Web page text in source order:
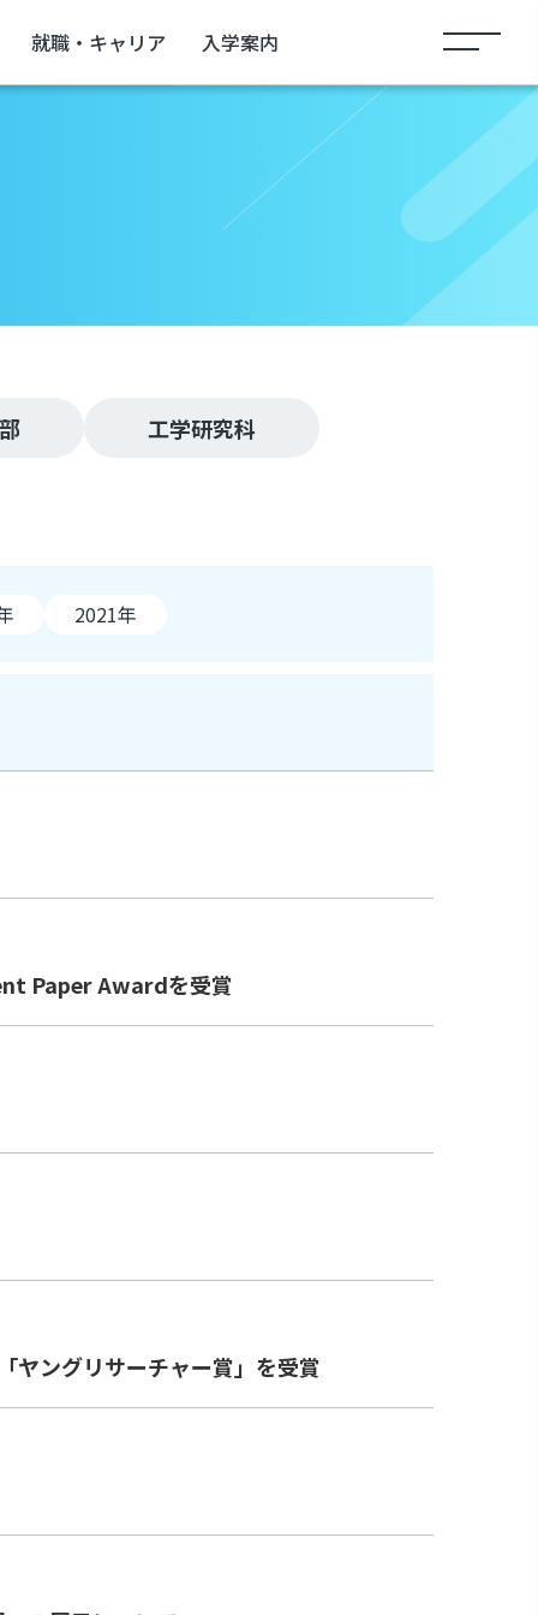
就職・キャリア 入学案内
工学研究科
2021年
Paper Awardを受賞
ヤングリサーチャー賞」を受賞